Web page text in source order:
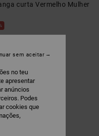
curta Vermelho Mulher
no teu
apresentar
anúncios
Podes
cookies que
sem aceitar